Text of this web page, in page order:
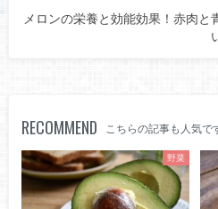
メロンの栄養と効能効果！赤肉と
RECOMMEND こちらの記事も人気で
野菜